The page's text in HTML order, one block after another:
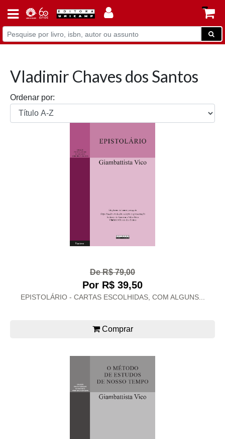
Vladimir Chaves dos Santos
Ordenar por:
De R$ 79,00
Por R$ 39,50
EPISTOLÁRIO - CARTAS ESCOLHIDAS, COM ALGUNS...
Comprar